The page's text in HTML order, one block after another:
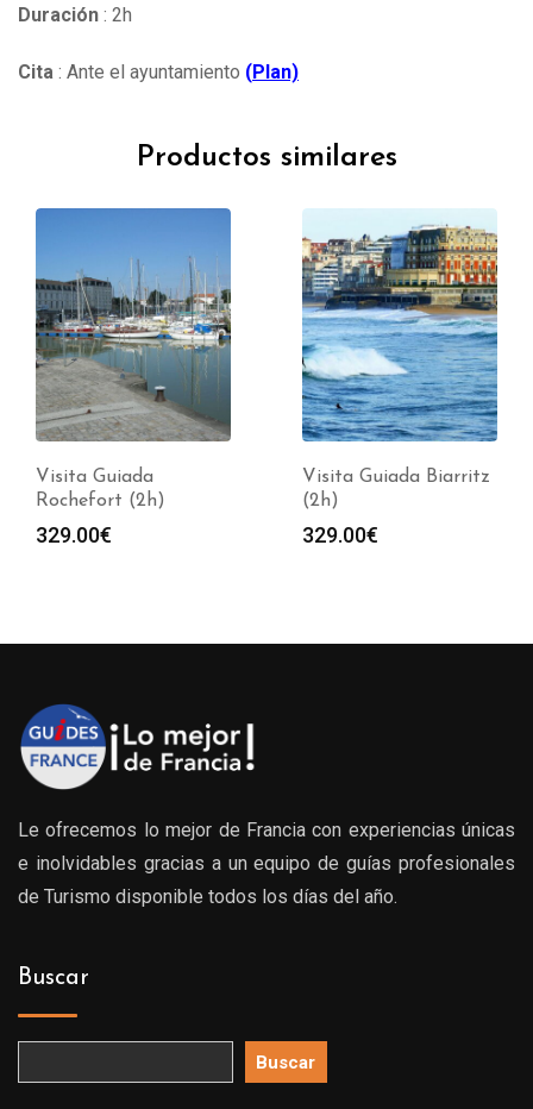
Duración : 2h
Cita : Ante el ayuntamiento (Plan)
Productos similares
Visita Guiada
Rochefort (2h)
329.00€
Visita Guiada Biarritz
(2h)
329.00€
Le ofrecemos lo mejor de Francia con experiencias únicas
e inolvidables gracias a un equipo de guías profesionales
de Turismo disponible todos los días del año.
Buscar
Buscar